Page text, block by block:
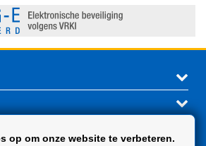
op om onze website te verbeteren.